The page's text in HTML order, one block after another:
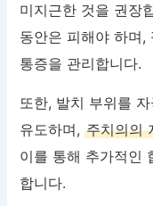
미지근한 것을 권장
동안은 피해야 하며,
통증을 관리합니다.
또한, 발치 부위를
유도하며,주치의의
이를 통해 추가적인
합니다.